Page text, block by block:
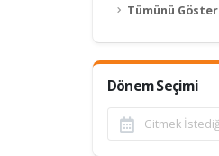
Tümünü Göster
Dönem Seçimi